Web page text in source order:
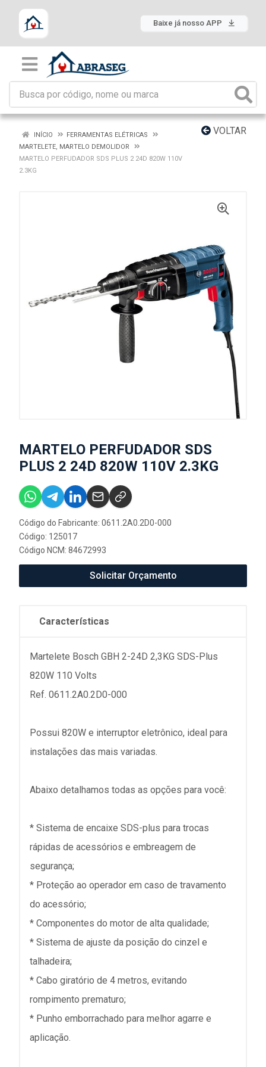
Baixe já nosso APP
VOLTAR
INÍCIO
FERRAMENTAS ELÉTRICAS
MARTELETE, MARTELO DEMOLIDOR
MARTELO PERFUDADOR SDS PLUS 2 24D 820W 110V
2.3KG
MARTELO PERFUDADOR SDS
PLUS 2 24D 820W 110V 2.3KG
Código do Fabricante: 0611.2A0.2D0-000
Código: 125017
Código NCM: 84672993
Solicitar Orçamento
Características
Martelete Bosch GBH 2-24D 2,3KG SDS-Plus
820W 110 Volts
Ref. 0611.2A0.2D0-000
Possui 820W e interruptor eletrônico, ideal para
instalações das mais variadas.
Abaixo detalhamos todas as opções para você:
* Sistema de encaixe SDS-plus para trocas
rápidas de acessórios e embreagem de
segurança;
* Proteção ao operador em caso de travamento
do acessório;
* Componentes do motor de alta qualidade;
* Sistema de ajuste da posição do cinzel e
talhadeira;
* Cabo giratório de 4 metros, evitando
rompimento prematuro;
* Punho emborrachado para melhor agarre e
aplicação.